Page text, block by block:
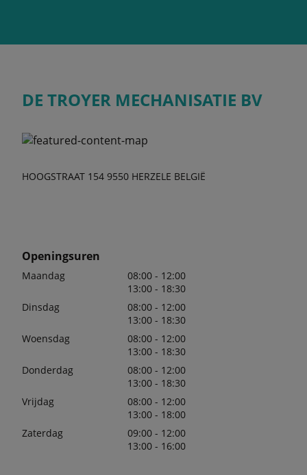
DE TROYER MECHANISATIE BV
HOOGSTRAAT 154 9550 HERZELE BELGIË
Openingsuren
Maandag
08:00 - 12:00
13:00 - 18:30
Dinsdag
08:00 - 12:00
13:00 - 18:30
Woensdag
08:00 - 12:00
13:00 - 18:30
Donderdag
08:00 - 12:00
13:00 - 18:30
Vrijdag
08:00 - 12:00
13:00 - 18:00
Zaterdag
09:00 - 12:00
13:00 - 16:00